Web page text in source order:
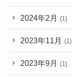
2024年2月 (1)
2023年11月 (1)
2023年9月 (1)